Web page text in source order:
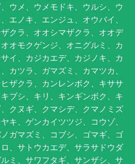
ウメ、ウメモドキ、ウルシ、ウ
エノキ、エンジュ、オウバイ、
クラ、オオシマザクラ、オオデ
オモクゲンジ、オニグルミ、カ
イ、カジカエデ、カジノキ、カ
カツラ、ガマズミ、カマツカ、
ザクラ、カンレンボク、キササ
ブシ、キリ、キンギンボク、キ
クヌギ、クマシデ、クマノミズ
キ、ゲンカイツツジ、コウゾ、
ガマズミ、コブシ、ゴマギ、ゴ
、サトウカエデ、サラサドウダ
ミ、サワフタギ、サンザシ、サ